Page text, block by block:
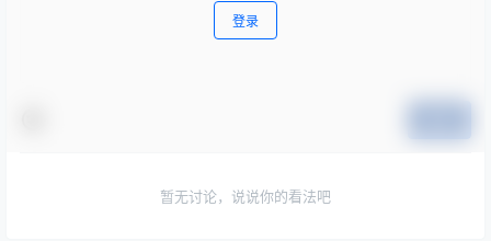
登录
暂无讨论，说说你的看法吧